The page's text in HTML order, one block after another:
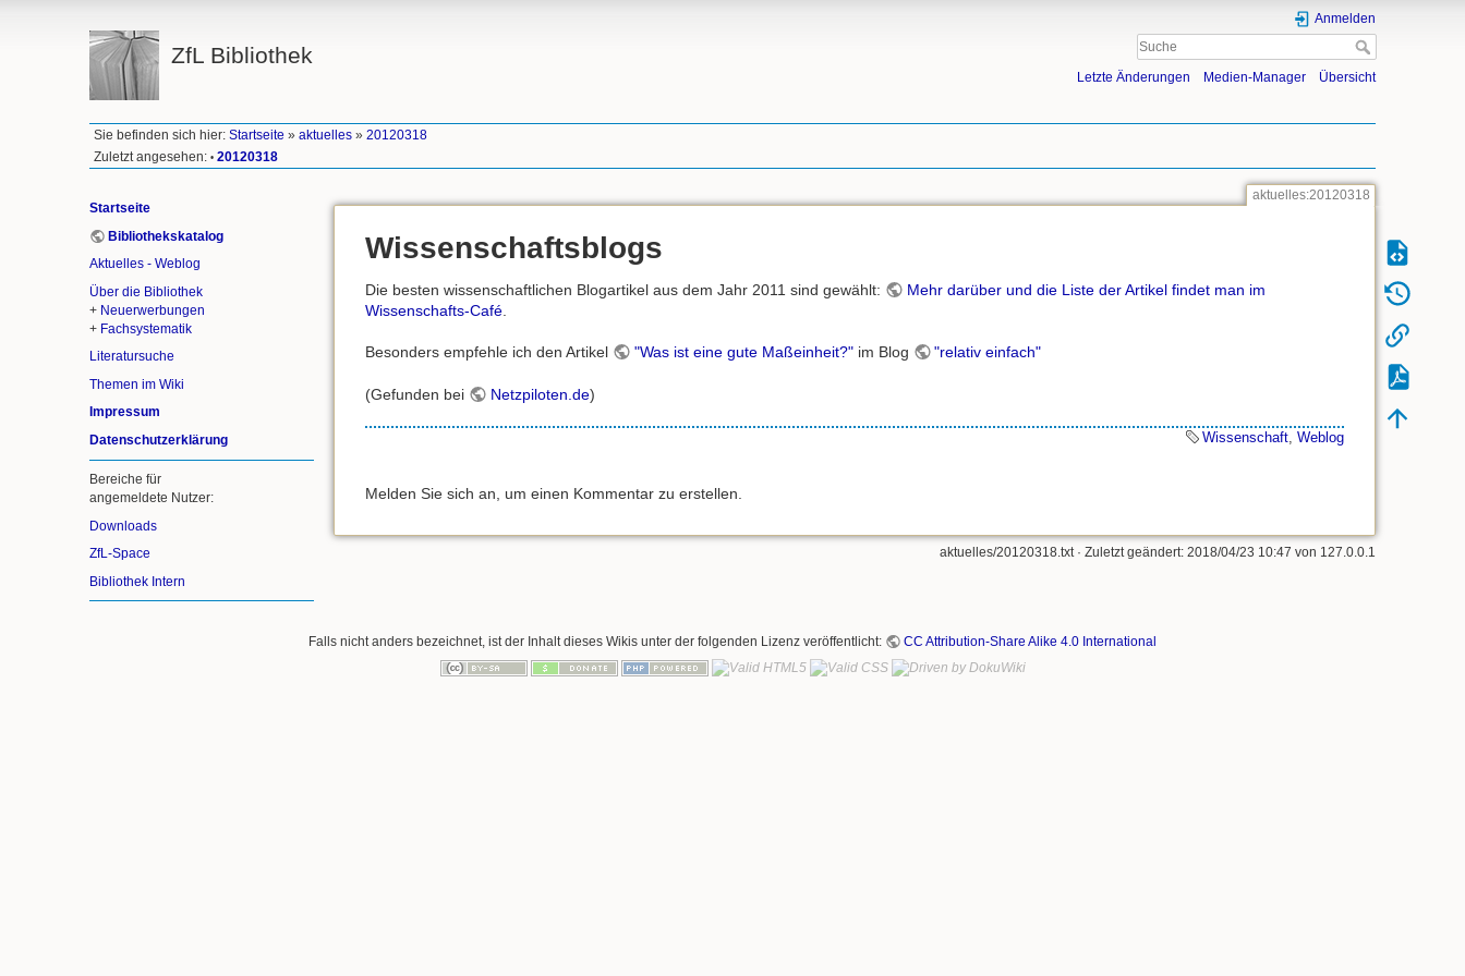
ZfL Bibliothek
Anmelden
Letzte Änderungen Medien-Manager Übersicht
Sie befinden sich hier:Startseite »aktuelles »20120318
Zuletzt angesehen: • 20120318
Startseite
Bibliothekskatalog
Aktuelles - Weblog
Über die Bibliothek
+ Neuerwerbungen
+ Fachsystematik
Literatursuche
Themen im Wiki
Impressum
Datenschutzerklärung
Bereiche für
angemeldete Nutzer:
Downloads
ZfL-Space
Bibliothek Intern
aktuelles:20120318
Wissenschaftsblogs
Die besten wissenschaftlichen Blogartikel aus dem Jahr 2011 sind gewählt:
Mehr darüber und die Liste der Artikel findet man im
Wissenschafts-Café
Besonders empfehle ich den Artikel "Was ist eine gute Maßeinheit?"im Blog "relativ einfach"
(Gefunden bei Netzpiloten.de)
Wissenschaft, Weblog
Melden Sie sich an, um einen Kommentar zu erstellen.
aktuelles/20120318.txt· Zuletzt geändert: 2018/04/23 10:47 von 127.0.0.1
Falls nicht anders bezeichnet, ist der Inhalt dieses Wikis unter der folgenden Lizenz veröffentlicht: CC Attribution-Share Alike 4.0 International